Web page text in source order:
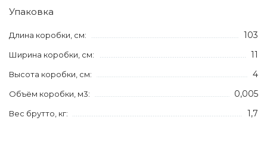
Упаковка
Длина коробки, см: 103
Ширина коробки, см: 11
Высота коробки, см: 4
Объём коробки, м3: 0,005
Вес брутто, кг: 1,7